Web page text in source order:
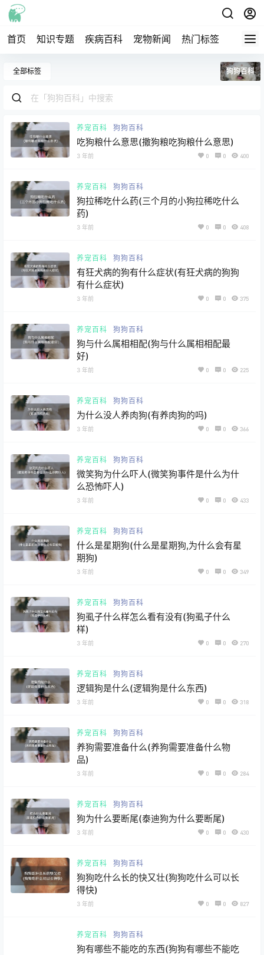
首页 知识专题 疾病百科 宠物新闻 热门标签 交流圈
器
全部标签 狗狗百科
养宠百科 狗狗百科
吃狗粮什么意思(撒狗粮吃狗粮什么意思)
3 年前 0 0 400
养宠百科 狗狗百科
狗拉稀吃什么药(三个月的小狗拉稀吃什么
药)
3 年前 0 0 408
养宠百科 狗狗百科
有狂犬病的狗有什么症状(有狂犬病的狗狗
有什么症状)
3 年前 0 0 375
养宠百科 狗狗百科
狗与什么属相相配(狗与什么属相相配最
好)
3 年前 0 0 225
养宠百科 狗狗百科
为什么没人养肉狗(有养肉狗的吗)
3 年前 0 0 366
养宠百科 狗狗百科
微笑狗为什么吓人(微笑狗事件是什么为什
么恐怖吓人)
3 年前 0 0 433
养宠百科 狗狗百科
什么是星期狗(什么是星期狗,为什么会有星
期狗)
3 年前 0 0 349
养宠百科 狗狗百科
狗虱子什么样怎么看有没有(狗虱子什么
样)
3 年前 0 0 270
养宠百科 狗狗百科
逻辑狗是什么(逻辑狗是什么东西)
3 年前 0 0 318
养宠百科 狗狗百科
养狗需要准备什么(养狗需要准备什么物
品)
3 年前 0 0 284
养宠百科 狗狗百科
狗为什么要断尾(泰迪狗为什么要断尾)
3 年前 0 0 430
养宠百科 狗狗百科
狗狗吃什么长的快又壮(狗狗吃什么可以长
得快)
3 年前 0 0 827
养宠百科 狗狗百科
狗有哪些不能吃的东西(狗狗有哪些不能吃